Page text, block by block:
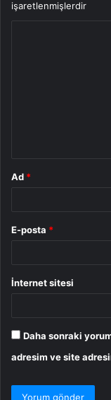
işaretlenmişlerdir
Ad *
E-posta *
İnternet sitesi
Daha sonraki
adresim ve site